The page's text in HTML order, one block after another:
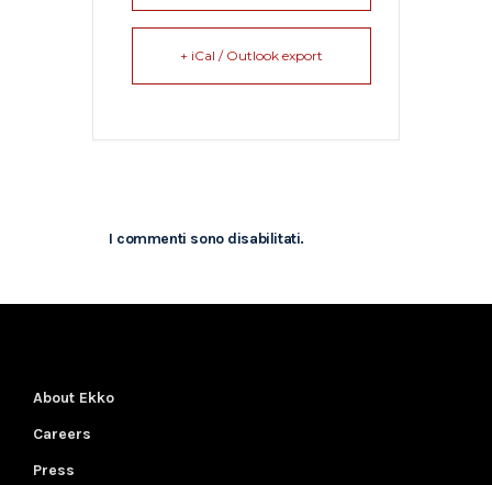
+ iCal / Outlook export
I commenti sono disabilitati.
About Ekko
Careers
Press